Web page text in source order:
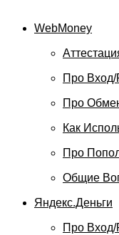
WebMoney
Про Вход/
Про
Как
Про
Общие
Яндекс.Деньги
Про Вход/